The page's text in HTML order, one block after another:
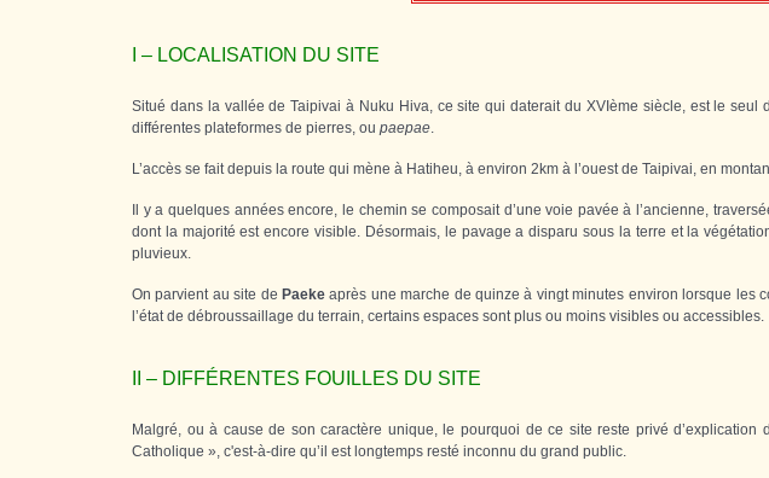
I – LOCALISATION DU SITE
Situé dans la vallée de Taipivai à Nuku Hiva, ce site qui daterait du XVIème siècle, est le seul
différentes plateformes de pierres, ou paepae.
L’accès se fait depuis la route qui mène à Hatiheu, à environ 2km à l’ouest de Taipivai, en
Il y a quelques années encore, le chemin se composait d’une voie pavée à l’ancienne,
dont la majorité est encore visible. Désormais, le pavage a disparu sous la terre et la
pluvieux.
On parvient au site de Paeke après une marche de quinze à vingt minutes environ lorsque les
l’état de débroussaillage du terrain, certains espaces sont plus ou moins visibles ou accessibles.
II – DIFFÉRENTES FOUILLES DU SITE
Malgré, ou à cause de son caractère unique, le pourquoi de ce site reste privé
Catholique », c'est-à-dire qu’il est longtemps resté inconnu du grand public.